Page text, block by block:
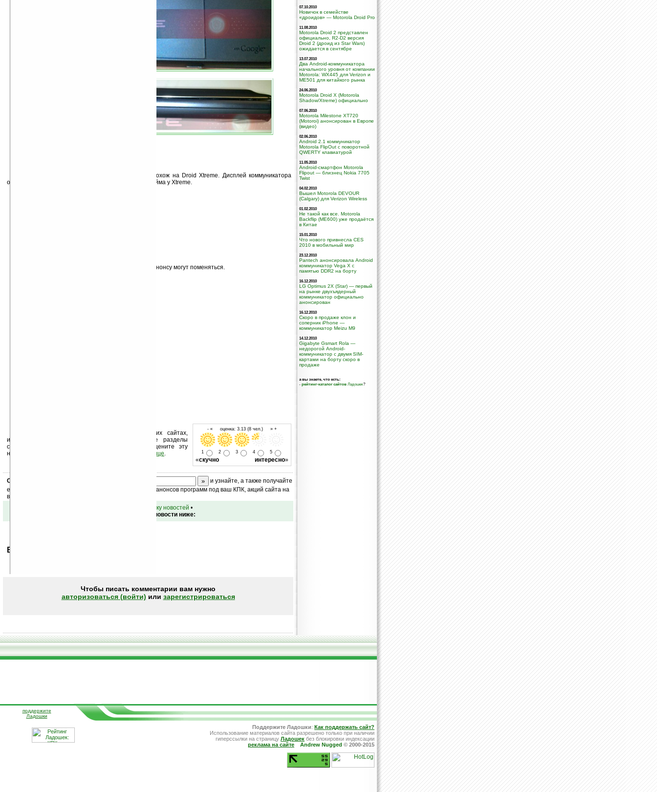
По начинке Droid 2 по многим параметрам похож на Droid Xtreme. Дисплей коммуникатора
остался прежним размером 3.7 дюйма против 4.1 дюйма у Xtreme.
Конечно, многие параметры к официальному анонсу могут поменяться.
- « оценка: 3.13 (8 чел.) » +
1 2 3 4 5
«скучно интересно»
Устанавливайте линк на Ладошки на своих сайтах,
изучайте коммерческую информацию, посещайте разделы
сайта (форум, чат, новости, файлы, прочие). Оцените эту
новость и оставьте свой комментарий
ниже на странице.
Скоро
и узнайте, а также получайте
ежедневный или еженедельный дайджест новостей, анонсов программ под ваш КПК, акций сайта на
ваш почтовый ящик.
вернуться к списку новостей •
Обсуждение этой новости ниже:
Ваше мнение будет первым.
Чтобы писать комментарии вам нужно
авторизоваться (войти) или зарегистрироваться
07.10.2010
Новичок в семействе
«дроидов» — Motorola Droid Pro
11.08.2010
Motorola Droid 2 представлен
официально, R2-D2 версия
Droid 2 (дроид из Star Wars)
ожидается в сентябре
13.07.2010
Два Android-коммуникатора
начального уровня от компании
Motorola: WX445 для Verizon и
ME501 для китайкого рынка
24.06.2010
Motorola Droid X (Motorola
Shadow/Xtreme) официально
07.06.2010
Motorola Milestone XT720
(Motoroi) анонсирован в Европе
(видео)
02.06.2010
Android 2.1 коммуникатор
Motorola FlipOut с поворотной
QWERTY клавиатурой
11.05.2010
Android-смартфон Motorola
Flipout — близнец Nokia 7705
Twist
04.02.2010
Вышел Motorola DEVOUR
(Calgary) для Verizon Wireless
01.02.2010
Не такой как все. Motorola
Backflip (ME600) уже продаётся
в Китае
15.01.2010
Что нового привнесла CES
2010 в мобильный мир
23.12.2010
Pantech анонсировала Android
коммуникатор Vega X с
памятью DDR2 на борту
16.12.2010
LG Optimus 2X (Star) — первый
на рынке двухъядерный
коммуникатор официально
анонсирован
16.12.2010
Скоро в продаже клон и
соперник iPhone —
коммуникатор Meizu M9
14.12.2010
Gigabyte Gsmart Rola —
недорогой Android-
коммуникатор с двумя SIM-
картами на борту скоро в
продаже
а вы знаете, что есть:
- рейтинг-каталог сайтов Ладошек?
поддержите
Ладошки
Поддержите Ладошки: Как поддержать сайт?
Использование материалов сайта разрешено только при наличии
гиперссылки на страницу Ладошек без блокировки индексации
реклама на сайте
Andrew Nugged © 2000-2015